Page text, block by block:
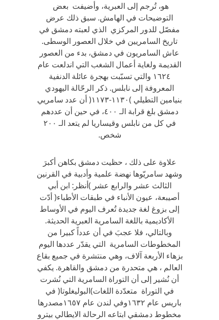
هو، تُرجم إلى العبرية، وأضيفت بعض
التوضيحات في الهامش. سبق ذلك عرض
مفصّل للدور المركزي الذي لعبته دمشق في
تاريخ السامريين في خلال العصور الوسطى.
عاش السامريون في دمشق، بدء من العصور
القديمة ولغاية أعمال الشغب التي اندلعت عام
١٦٢٤ والتي تسبّبت بهجرة عائلة الدنفية
المعروفة إلى نابلس. ذكر الرحّالة اليهودي
بنيامين التطيلي )١١٣٠-١١٧٣( أن عدد سامريي
دمشق بلغ قرابة الـ ٤٠٠، في حين أن عددهم
في كل من نابلس وقيساريا لم يتعد الـ ٢٠٠
شخص.
علاوة على ذلك ، حظيت دمشق بكاهن أكبرَ
وشهد سامريّوها نهضة علمية وأدبية في القرنين
الثالث عشر والرابع عشر )أنظر: ابن أبي
أصيبعة، عيون الأنباء في طبقات الأطباء( أدّت
إلى بزوغ لغة جديدة تُعرف اليوم في الأوساط
الأكاديمية باللغة السامرية العبرية الحديثة.
وبالتالي، فلا عجبَ في أن عدداً كبيرا من
المخطوطات السامرية التي يقدّر عددها اليوم
بزهاء الأربعة آلاف، وهي منتشرة في جميع بقاع
العالم ، هي متحدرة من دمشق والقاهرة. يكفي
أن نُشير إلى أن التوراة السامرية التي نُشرت
في التوراة متعدّدة اللغات)البوليغلوتا( في
باريس عام ١٦٣٢وفي لندن عام ١٦٥٧مصدرها
مخطوط دمشقي ابتاعه الرحالة الايطالي بيترو